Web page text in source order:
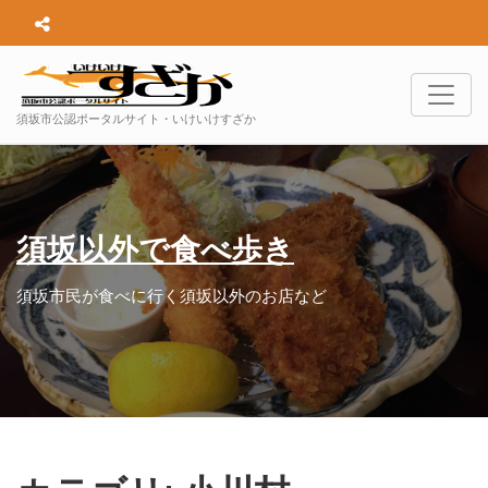
須坂市公認ポータルサイト・いけいけすざか
須坂以外で食べ歩き
須坂市民が食べに行く須坂以外のお店など